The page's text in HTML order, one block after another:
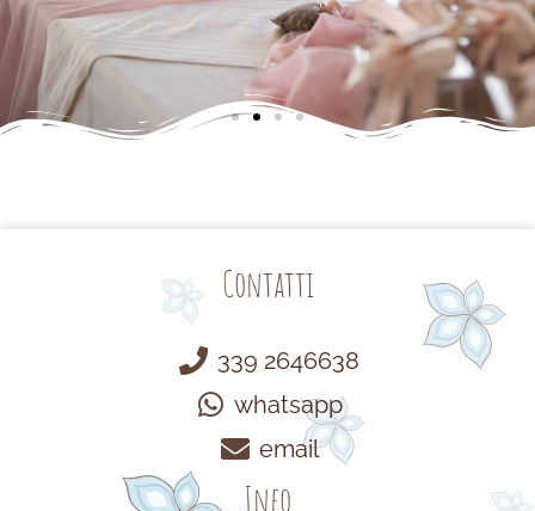
Contatti
339 2646638
whatsapp
email
Info